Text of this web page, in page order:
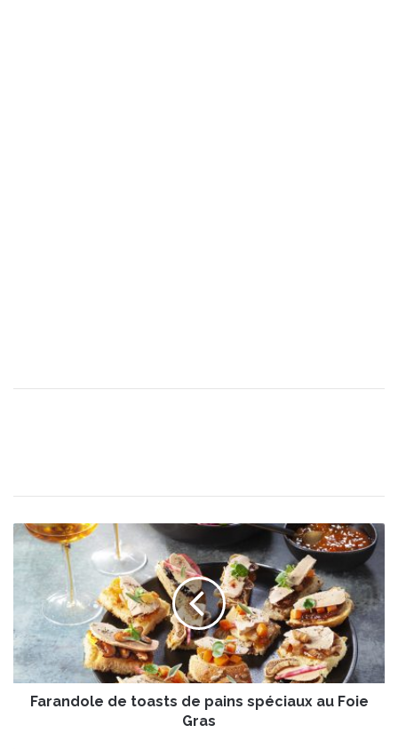
F
o
l
e
Farandole de toasts de pains spéciaux au Foie
Gras